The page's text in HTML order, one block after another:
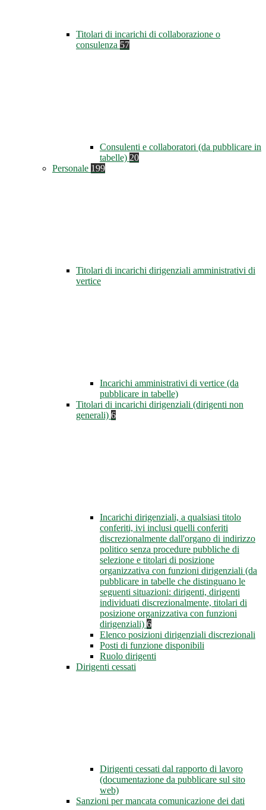
Titolari di incarichi di collaborazione o
consulenza 57
Consulenti e collaboratori (da pubblicare in
tabelle) 20
Personale 199
Titolari di incarichi dirigenziali amministrativi di
vertice
Incarichi amministrativi di vertice (da
pubblicare in tabelle)
Titolari di incarichi dirigenziali (dirigenti non
generali) 6
Incarichi dirigenziali, a qualsiasi titolo
conferiti, ivi inclusi quelli conferiti
discrezionalmente dall'organo di indirizzo
politico senza procedure pubbliche di
selezione e titolari di posizione
organizzativa con funzioni dirigenziali (da
pubblicare in tabelle che distinguano le
seguenti situazioni: dirigenti, dirigenti
individuati discrezionalmente, titolari di
posizione organizzativa con funzioni
dirigenziali) 6
Elenco posizioni dirigenziali discrezionali
Posti di funzione disponibili
Ruolo dirigenti
Dirigenti cessati
Dirigenti cessati dal rapporto di lavoro
(documentazione da pubblicare sul sito
web)
Sanzioni per mancata comunicazione dei dati